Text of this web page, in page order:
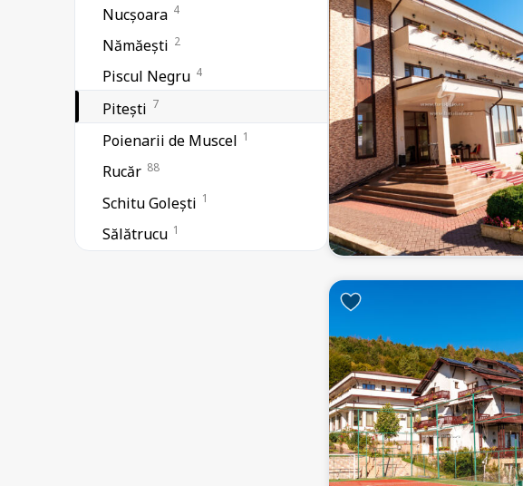
Nucșoara 4
Nămăești 2
Piscul Negru 4
Pitești 7
Poienarii de Muscel 1
Rucăr 88
Schitu Golești 1
Sălătrucu 1